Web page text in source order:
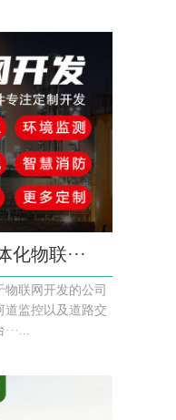
物联···
联网开发的公司
道监控以及道路交